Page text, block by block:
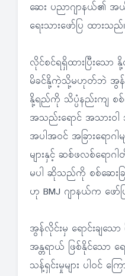
ဆေး ပညာဂျာနယ်၏
ရေးသားဖော်ပြ ထားသည်။
လိုင်စင်ရရှိထားပြီးသော
မိခင်နို့ကဲ့သို့မဟုတ်ဘဲ အွန်လိုင်
နို့ရည်ကို သိပ္ပံနည်းကျ စ
အသည်းရောင် အသားဝါ ဘီ
အပါအဝင် အခြားရောဂါ
များနှင့် ဆစ်ဖလစ်ရောဂ
မပါ ဆိုသည်ကို စစ်ဆေးခ
ဟု BMJ ဂျာနယ်က ဖော်
အွန်လိုင်းမှ ရောင်းချသေ
အန္တရာယ် ဖြစ်နိုင်သော ရ
သန့်ရှင်းမှုများ ပါဝင် ကြ